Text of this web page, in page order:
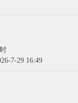
7-29 16:49